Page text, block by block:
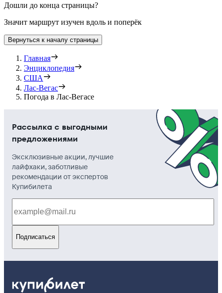
Дошли до конца страницы?
Значит маршрут изучен вдоль и поперёк
Вернуться к началу страницы
Главная
Энциклопедия
США
Лас-Вегас
Погода в Лас-Вегасе
Рассылка с выгодными
предложениями
Эксклюзивные акции, лучшие
лайфхаки, заботливые
рекомендации от экспертов
Купибилета
Подписаться